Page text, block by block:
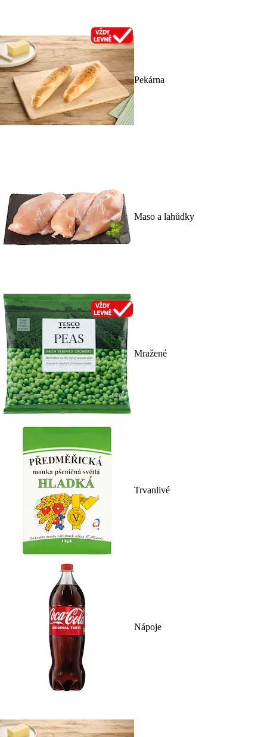
Pekárna
Maso a lahůdky
Mražené
Trvanlivé
Nápoje